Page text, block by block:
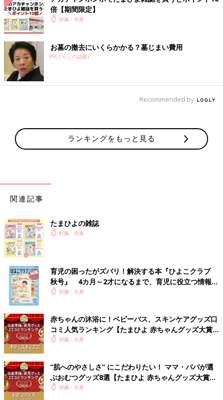
倍【期間限定】
妊娠・出産
お墓の撤去にいくらかかる？墓じまい費用
PR(くらしの話題)
Recommended by
ランキングをもっと見る
関連記事
たまひよの雑誌
妊娠・出産
育児の困ったがズバリ！解決する本『ひよこクラブ
秋号』 4カ月～2才になるまで、育児に役立つ情報が
いっぱい！
妊娠・出産
赤ちゃんの沐浴に！ベビーバス、スキンケアグッズ口
コミ人気ランキング【たまひよ 赤ちゃんグッズ大賞
2026】
妊娠・出産
“肌へのやさしさ” にこだわりたい！ ママ・パパが選
ぶおむつグッズ8選【たまひよ 赤ちゃんグッズ大賞
2026】
妊娠・出産